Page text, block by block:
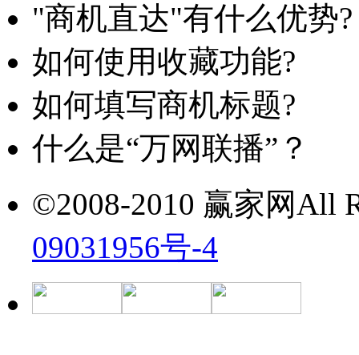
"商机直达"有什么优势?
如何使用收藏功能?
如何填写商机标题?
什么是“万网联播”？
©2008-2010 赢家网All
09031956号-4